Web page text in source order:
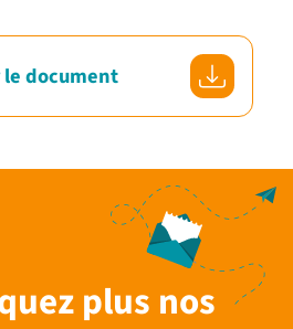
document
plus nos